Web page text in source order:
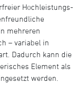
Hochleistungs-
mehreren
– variabel in
Dadurch kann die
Element als
werden.